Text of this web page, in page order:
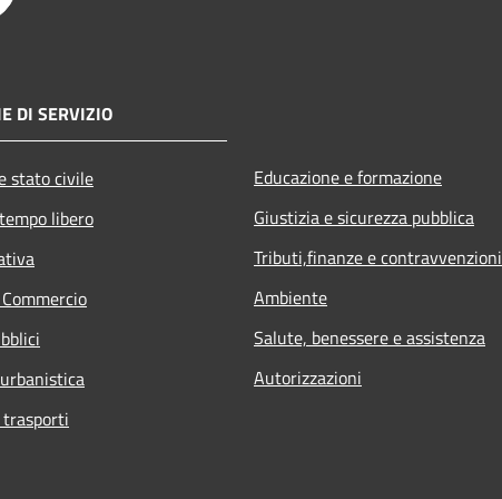
DI SERVIZIO
stato civile
libero
Educazione e formazione
Giustizia e sicurezza pubblica
Tributi,finanze e contravvenzioni
Ambiente
Salute, benessere e assistenza
Autorizzazioni